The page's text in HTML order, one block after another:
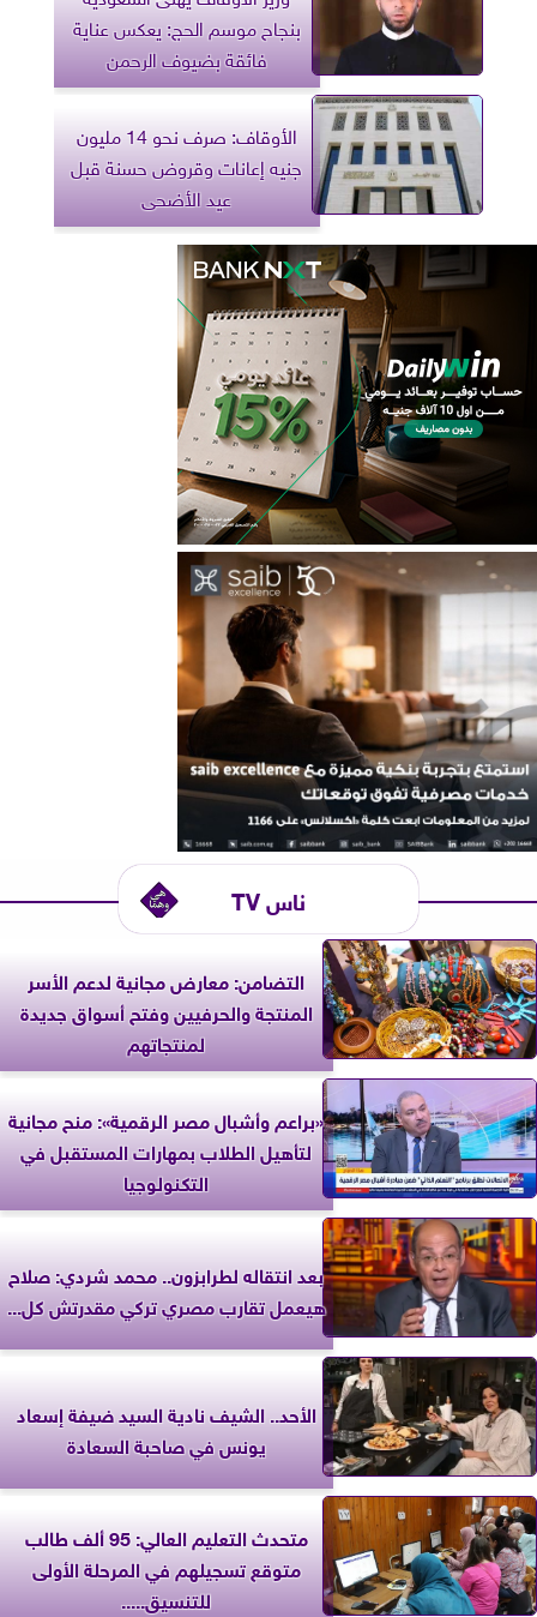
بنجاح موسم الحج: يعكس عناية
فائقة بضيوف الرحمن
الأوقاف: صرف نحو 14 مليون
جنيه إعانات وقروض حسنة قبل
عيد الأضحى
ناس TV
التضامن: معارض مجانية لدعم الأسر
المنتجة والحرفيين وفتح أسواق جديدة
لمنتجاتهم
«براعم وأشبال مصر الرقمية»: منح مجانية
لتأهيل الطلاب بمهارات المستقبل في
التكنولوجيا
بعد انتقاله لطرابزون.. محمد شردي: صلاح
هيعمل تقارب مصري تركي مقدرتش كل...
الأحد.. الشيف نادية السيد ضيفة إسعاد
يونس في صاحبة السعادة
متحدث التعليم العالي: 95 ألف طالب
متوقع تسجيلهم في المرحلة الأولى
للتنسيق.....